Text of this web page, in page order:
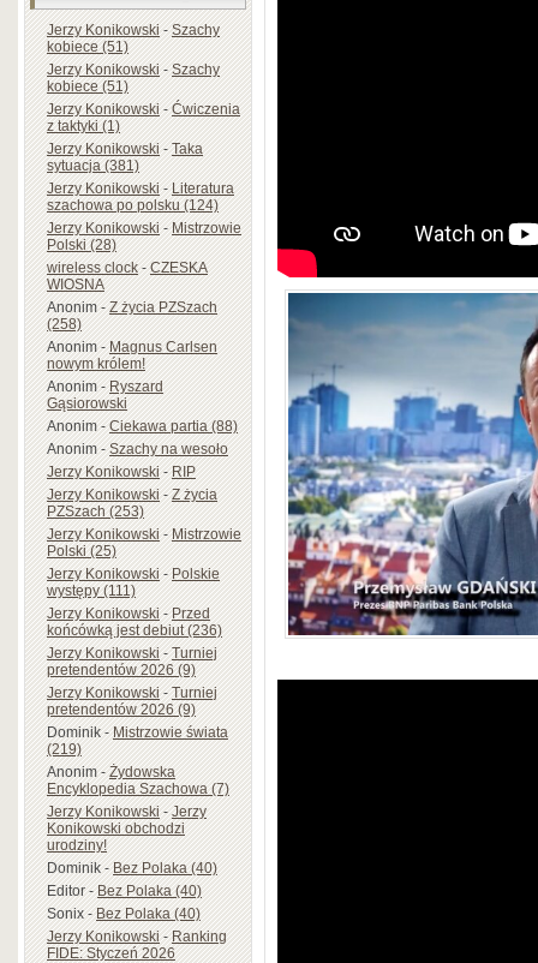
Jerzy Konikowski-Szachy
kobiece (51)
Jerzy Konikowski-Szachy
kobiece (51)
Jerzy Konikowski-Ćwiczenia
z taktyki (1)
Jerzy Konikowski-Taka
sytuacja (381)
Jerzy Konikowski-Literatura
szachowa po polsku (124)
Jerzy Konikowski-Mistrzowie
Polski (28)
wireless clock-CZESKA
WIOSNA
Anonim-Z życia PZSzach
(258)
Anonim-Magnus Carlsen
nowym królem!
Anonim-Ryszard
Gąsiorowski
Anonim-Ciekawa partia (88)
Anonim-Szachy na wesoło
Jerzy Konikowski-RIP
Jerzy Konikowski-Z życia
PZSzach (253)
Jerzy Konikowski-Mistrzowie
Polski (25)
Jerzy Konikowski-Polskie
występy (111)
Jerzy Konikowski-Przed
końcówką jest debiut (236)
Jerzy Konikowski-Turniej
pretendentów 2026 (9)
Jerzy Konikowski-Turniej
pretendentów 2026 (9)
Dominik-Mistrzowie świata
(219)
Anonim-Żydowska
Encyklopedia Szachowa (7)
Jerzy Konikowski-Jerzy
Konikowski obchodzi
urodziny!
Dominik-Bez Polaka (40)
Editor-Bez Polaka (40)
Sonix-Bez Polaka (40)
Jerzy Konikowski-Ranking
FIDE: Styczeń 2026